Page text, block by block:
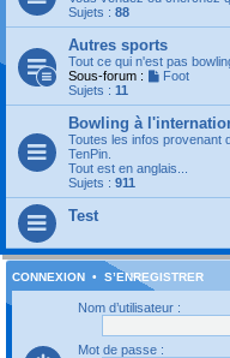
Sujets : 88
Autres sports
Tout ce qui n'est pas
Sous-forum :
Foot
Sujets : 11
Bowling à
Toutes les infos provenant
TenPin.
Tout est en anglais...
Sujets : 911
Test
CONNEXION • S’ENREGISTRER
Nom d’utilisateur :
Mot de passe :